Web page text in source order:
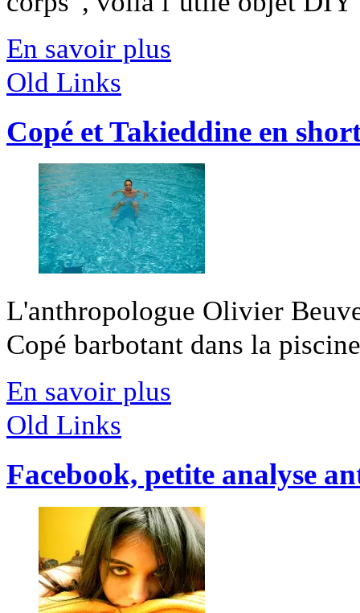
En savoir plus
Old Links
Copé et Takieddine en
L'anthropologue Olivier
Copé barbotant dans la
En savoir plus
Old Links
Facebook, petite analyse